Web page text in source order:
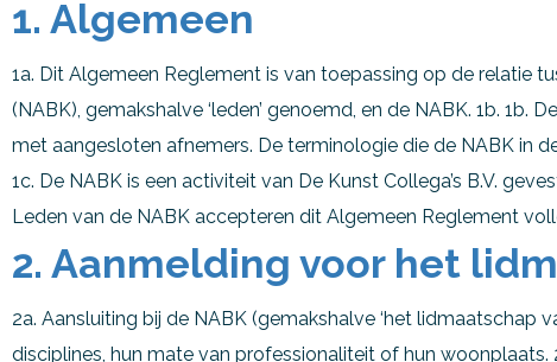
1. Algemeen
1a. Dit Algemeen Reglement is van toepassing op de relatie
(NABK), gemakshalve ‘leden’ genoemd, en de NABK. 1b.
met aangesloten afnemers. De terminologie die de NABK in
1c. De NABK is een activiteit van De Kunst Collega’s B.V.
Leden van de NABK accepteren dit Algemeen Reglement
2. Aanmelding voor het
2a. Aansluiting bij de NABK (gemakshalve ‘het lidmaatschap
disciplines, hun mate van professionaliteit of hun